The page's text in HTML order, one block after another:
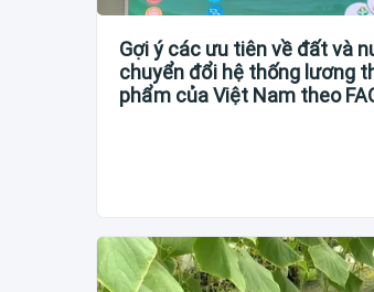
Gợi ý các ưu tiên về đất và
chuyển đổi hệ thống lương
phẩm của Việt Nam theo